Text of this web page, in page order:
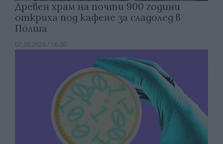
Древен храм на почти 900 години
откриха под кафене за сладолед в
Полша
07.08.2026 / 16:00